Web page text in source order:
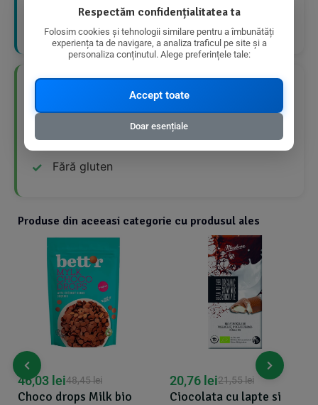
grăsimi, deci ar trebui consumat cu moderație.
Este potrivit ca desert ocazional.
👍 Avantaje Nutriționale
Fără gluten
Produse din aceeasi categorie cu produsul ales
Choco drops Milk bio
48,45lei
46,03 lei
Ciocolata cu lapte si
21,55lei
20,76 lei
Respectăm confidențialitatea ta
Folosim cookies și tehnologii similare pentru a îmbunătăți
experiența ta de navigare, a analiza traficul pe site și a
personaliza conținutul. Alege preferințele tale:
Accept toate
Doar esențiale